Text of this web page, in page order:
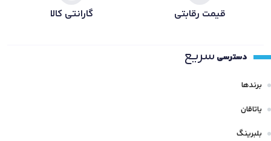
قیمت رقابتی گارانتی کالا
دسترسی سریع
برندها
یاتاقان
بلبرینگ